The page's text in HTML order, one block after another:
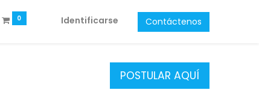
0 Identificarse Contáctenos
POSTULAR AQUÍ